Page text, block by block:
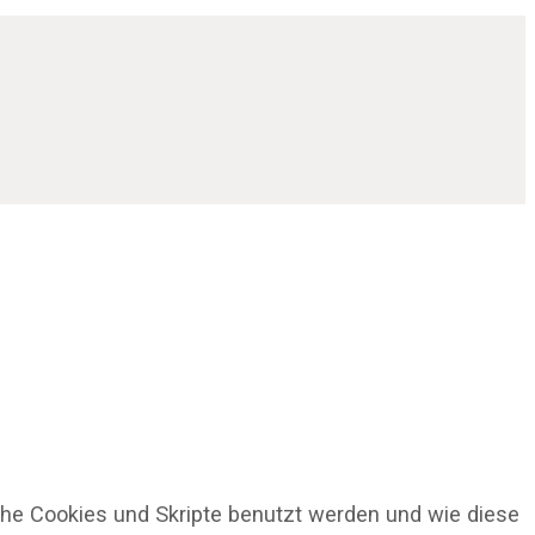
Cookies und Skripte benutzt werden und wie diese